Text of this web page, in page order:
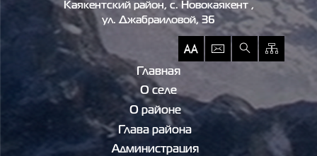
Каякентский район, c. Новокаякент ,
ул. Джабраиловой, 36
Главная
О селе
О районе
Глава района
Администрация